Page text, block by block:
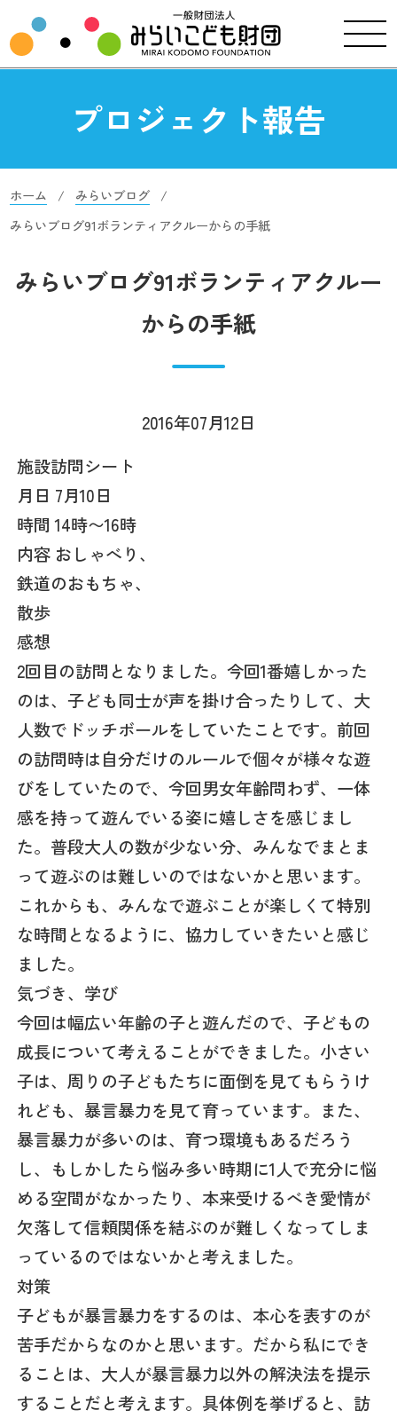
プロジェクト報告
ホーム
みらいブログ
みらいブログ91ボランティアクルーからの手紙
みらいブログ91ボランティアクルー
からの手紙
2016年07月12日
施設訪問シート
月日 7月10日
時間 14時〜16時
内容 おしゃべり、
鉄道のおもちゃ、
散歩
感想
2回目の訪問となりました。今回1番嬉しかった
のは、子ども同士が声を掛け合ったりして、大
人数でドッチボールをしていたことです。前回
の訪問時は自分だけのルールで個々が様々な遊
びをしていたので、今回男女年齢問わず、一体
感を持って遊んでいる姿に嬉しさを感じまし
た。普段大人の数が少ない分、みんなでまとま
って遊ぶのは難しいのではないかと思います。
これからも、みんなで遊ぶことが楽しくて特別
な時間となるように、協力していきたいと感じ
ました。
気づき、学び
今回は幅広い年齢の子と遊んだので、子どもの
成長について考えることができました。小さい
子は、周りの子どもたちに面倒を見てもらうけ
れども、暴言暴力を見て育っています。また、
暴言暴力が多いのは、育つ環境もあるだろう
し、もしかしたら悩み多い時期に1人で充分に悩
める空間がなかったり、本来受けるべき愛情が
欠落して信頼関係を結ぶのが難しくなってしま
っているのではないかと考えました。
対策
子どもが暴言暴力をするのは、本心を表すのが
苦手だからなのかと思います。だから私にでき
ることは、大人が暴言暴力以外の解決法を提示
することだと考えます。具体例を挙げると、訪